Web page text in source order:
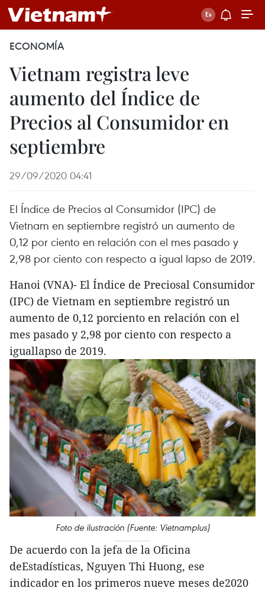
ECONOMÍA
Vietnam registra leve
aumento del Índice de
Precios al Consumidor en
septiembre
29/09/2020 04:41
El Índice de Precios al Consumidor (IPC) de
Vietnam en septiembre registró un aumento de
0,12 por ciento en relación con el mes pasado y
2,98 por ciento con respecto a igual lapso de 2019.
Hanoi (VNA)- El Índice de Preciosal Consumidor
(IPC) de Vietnam en septiembre registró un
aumento de 0,12 porciento en relación con el
mes pasado y 2,98 por ciento con respecto a
iguallapso de 2019.
Foto de ilustración (Fuente: Vietnamplus)
De acuerdo con la jefa de la Oficina
deEstadísticas, Nguyen Thi Huong, ese
indicador en los primeros nueve meses de2020